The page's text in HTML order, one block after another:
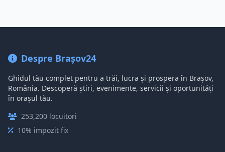
Despre Brașov24
Ghidul tău complet pentru a trăi, lucra și prospera în Brașov,
România. Descoperă știri, evenimente, servicii și oportunități
în orașul tău.
253,200 locuitori
10% impozit fix